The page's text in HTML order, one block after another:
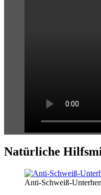
Natürliche
Anti-Schweiß-